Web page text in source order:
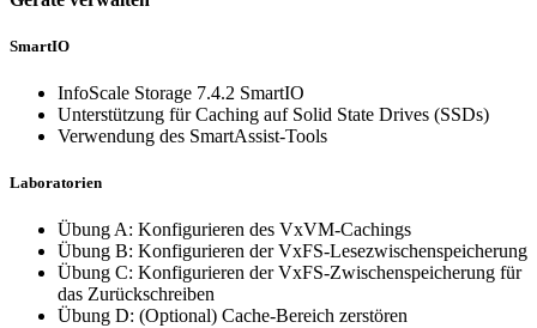
SmartIO
InfoScale Storage 7.4.2 SmartIO
Unterstützung für Caching auf Solid State Drives (SSDs)
Verwendung des SmartAssist-Tools
Laboratorien
Übung A: Konfigurieren des VxVM-Cachings
Übung B: Konfigurieren der VxFS-Lesezwischenspeicherung
Übung C: Konfigurieren der VxFS-Zwischenspeicherung für
das Zurückschreiben
Übung D: (Optional) Cache-Bereich zerstören